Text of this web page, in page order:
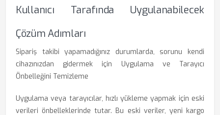
Kullanıcı Tarafında Uygulanabilecek
Çözüm Adımları
Sipariş takibi yapamadığınız durumlarda, sorunu kendi
cihazınızdan gidermek için Uygulama ve Tarayıcı
Önbelleğini Temizleme
Uygulama veya tarayıcılar, hızlı yükleme yapmak için eski
verileri önbelleklerinde tutar. Bu eski veriler, yeni kargo